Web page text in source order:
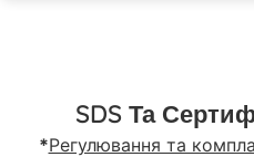
SDS Та
*Регулювання та